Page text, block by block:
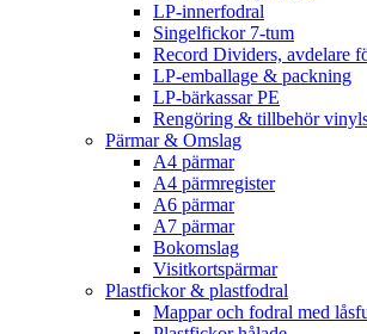
LP-innerfodral
Singelfickor 7-tum
Record Dividers, avdelare
LP-emballage & packning
LP-bärkassar PE
Rengöring & tillbehör
Pärmar & Omslag
A4 pärmar
A4 pärmregister
A6 pärmar
A7 pärmar
Bokomslag
Visitkortspärmar
Plastfickor & plastfodral
Mappar och fodral med